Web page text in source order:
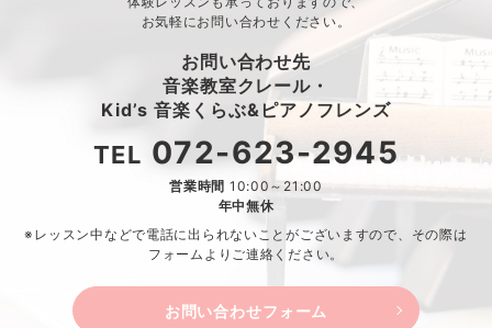
お気軽にお問い合わせください。
お問い合わせ先
音楽教室クレール・
Kid’s 音楽くらぶ&ピアノフレンズ
TEL 072-623-2945
営業時間 10:00～21:00
年中無休
※レッスン中などで電話に出られないことがございますので、 その際は
フォームよりご連絡ください。
お問い合わせフォーム